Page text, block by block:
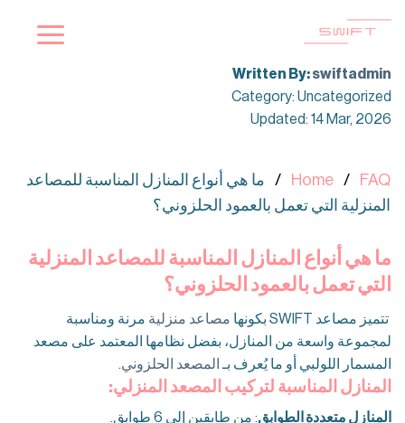
Written By:swiftadmin
Category: Uncategorized
Updated: 14 Mar, 2026
Home FAQ
ما هي أنواع المنازل المناسبة للمصاعد
المنزلية التي تعمل بالعمود الحلزوني؟
ما هي أنواع المنازل المناسبة للمصاعد المنزلية
التي تعمل بالعمود الحلزوني؟
تتميز مصاعد SWIFT بكونها مصاعد منزلية مرنة ومناسبة
لمجموعة واسعة من المنازل، بفضل نظامها المعتمد على مصعد
المسمار اللولبي أو ما يُعرف بـ المصعد الحلزوني.
المنازل المناسبة لتركيب المصعد المنزلي:
المنازل متعددة الطوابق: من طابقين إلى 6 طوابق.